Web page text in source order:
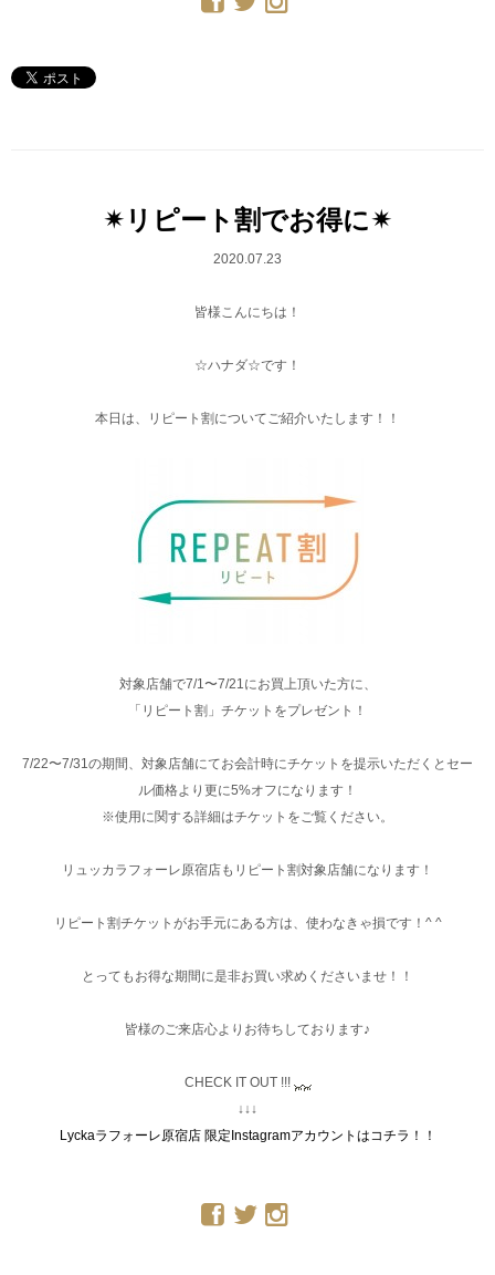
✴︎リピート割でお得に✴︎
2020.07.23
皆様こんにちは！
☆ハナダ☆です！
本日は、リピート割についてご紹介いたします！！
対象店舗で7/1〜7/21にお買上頂いた方に、
「リピート割」チケットをプレゼント！
7/22〜7/31の期間、対象店舗にてお会計時にチケットを提示いただくとセー
ル価格より更に5%オフになります！
※使用に関する詳細はチケットをご覧ください。
リュッカラフォーレ原宿店もリピート割対象店舗になります！
リピート割チケットがお手元にある方は、使わなきゃ損です！^ ^
とってもお得な期間に是非お買い求めくださいませ！！
皆様のご来店心よりお待ちしております♪
CHECK IT OUT !!!
↓↓↓
Lyckaラフォーレ原宿店 限定Instagramアカウントはコチラ！！